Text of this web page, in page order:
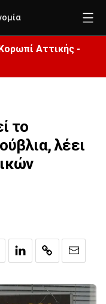
Αττικής -
το
λέει